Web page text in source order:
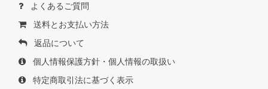
よくあるご質問
送料とお支払い方法
返品について
個人情報保護方針・個人情報の取扱い
特定商取引法に基づく表示